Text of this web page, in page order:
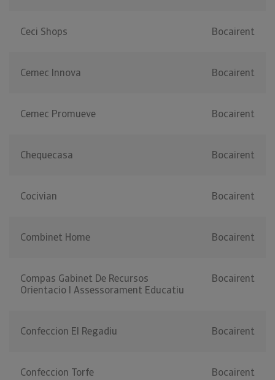
Ceci Shops Bocairent
Cemec Innova Bocairent
Cemec Promueve Bocairent
Chequecasa Bocairent
Cocivian Bocairent
Combinet Home Bocairent
Compas Gabinet De Recursos
Orientacio I Assessorament Educatiu
Bocairent
Confeccion El Regadiu Bocairent
Confeccion Torfe Bocairent